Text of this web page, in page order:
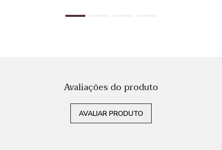
Avaliações do produto
AVALIAR PRODUTO